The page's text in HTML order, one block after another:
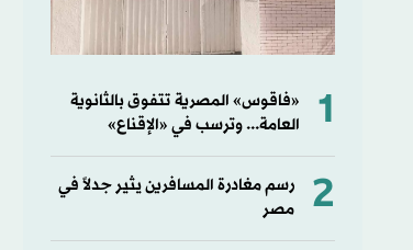
1
«فاقوس» المصرية تتفوق بالثانوية
العامة... وترسب في «الإقناع»
2
رسم مغادرة المسافرين يثير جدلاً في
مصر